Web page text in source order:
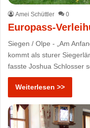
Amei Schüttler 0
Europass-
Siegen / Olpe - „Am
kommt als sturer
fasste Joshua Schlosser
Weiterlesen >>